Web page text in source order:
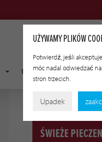
OSŁONKI FIBRUSOWE
ŚWIEŻE
UŻYWAMY PLIKÓW
Potwierdź, jeśli
móc nadal odwiedzać
stron trzecich.
Upadek